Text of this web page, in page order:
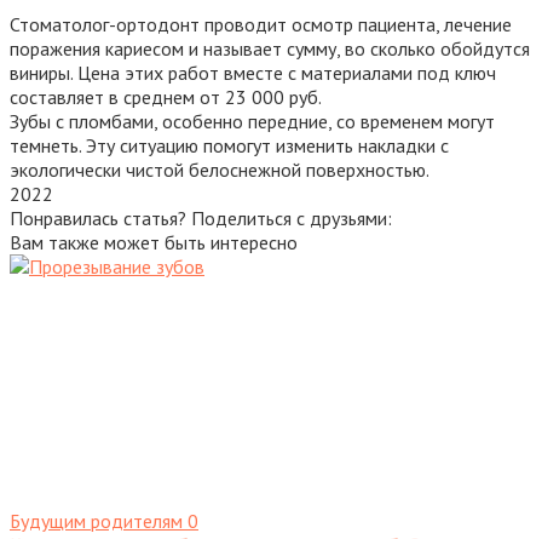
Стоматолог-ортодонт проводит осмотр пациента, лечение
поражения кариесом и называет сумму, во сколько обойдутся
виниры. Цена этих работ вместе с материалами под ключ
составляет в среднем от 23 000 руб.
Зубы с пломбами, особенно передние, со временем могут
темнеть. Эту ситуацию помогут изменить накладки с
экологически чистой белоснежной поверхностью.
2022
Понравилась статья? Поделиться с друзьями:
Вам также может быть интересно
Будущим родителям 0